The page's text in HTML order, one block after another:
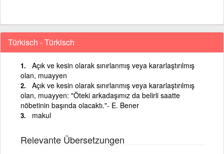
Türkisch - Türkisch
Açık ve kesin olarak sınırlanmış veya kararlaştırılmış
olan, muayyen
Açık ve kesin olarak sınırlanmış veya kararlaştırılmış
olan, muayyen: "Öteki arkadaşımız da belirli saatte
nöbetinin başında olacaktı."- E. Bener
makul
Relevante Übersetzungen